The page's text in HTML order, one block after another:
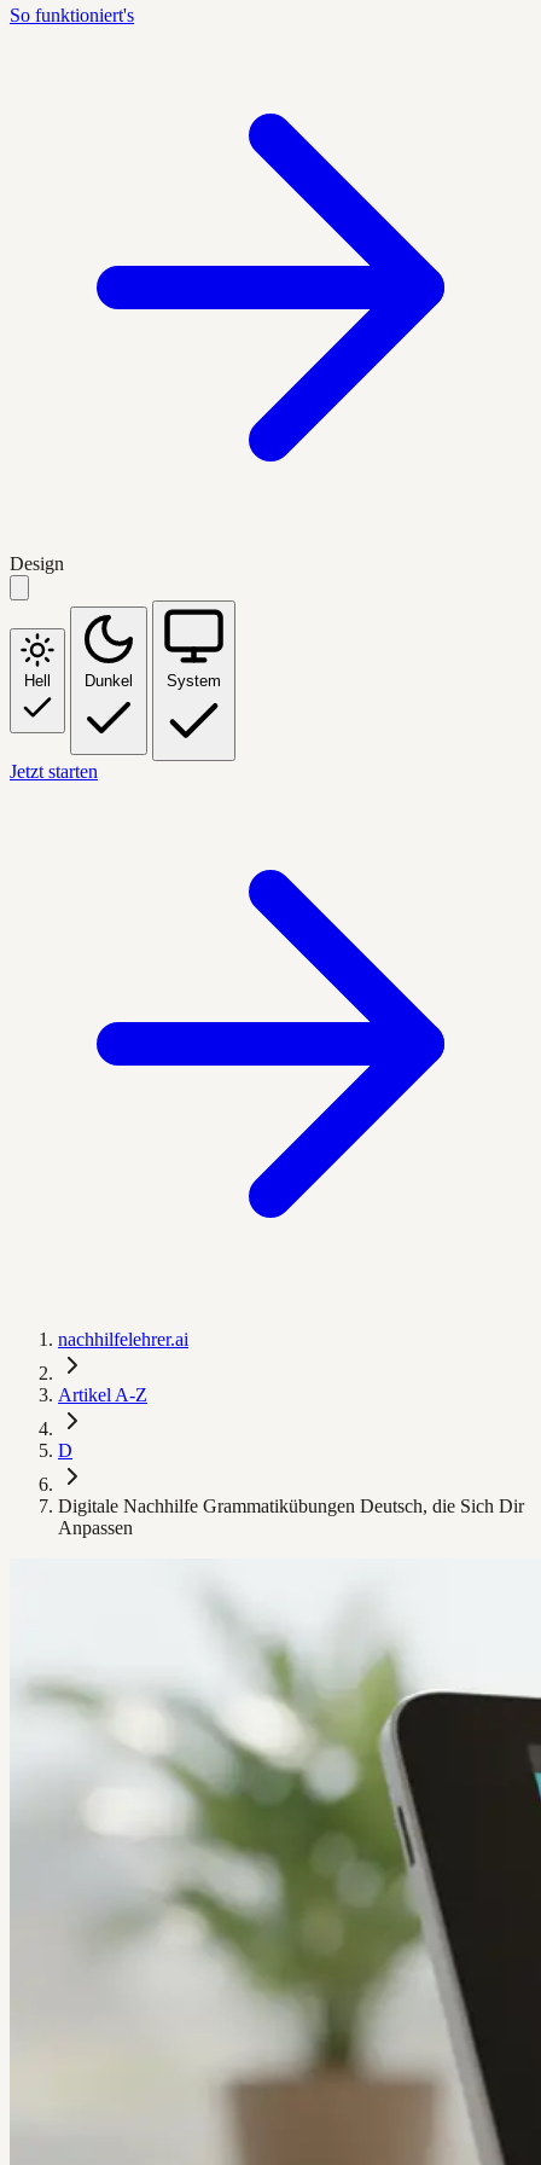
So funktioniert's
Design
Hell Dunkel System
Jetzt starten
nachhilfelehrer.ai
Artikel A-Z
D
Digitale Nachhilfe Grammatikübungen Deutsch, die Sich Dir
Anpassen